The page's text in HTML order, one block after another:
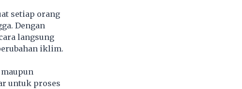
setiap orang
Dengan
langsung
iklim.
untuk proses